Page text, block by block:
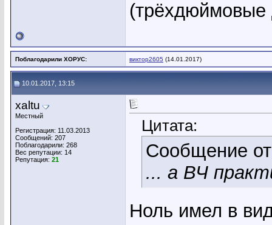
(трёхдюймовые
Поблагодарили ХОРУС: виктор2605 (14.01.2017)
10.01.2017, 13:15
xaltu
Местный
Регистрация: 11.03.2013
Сообщений: 207
Поблагодарили: 268
Вес репутации: 14
Репутация: 21
Цитата:
Сообщение
... а ВЧ
Ноль имел в